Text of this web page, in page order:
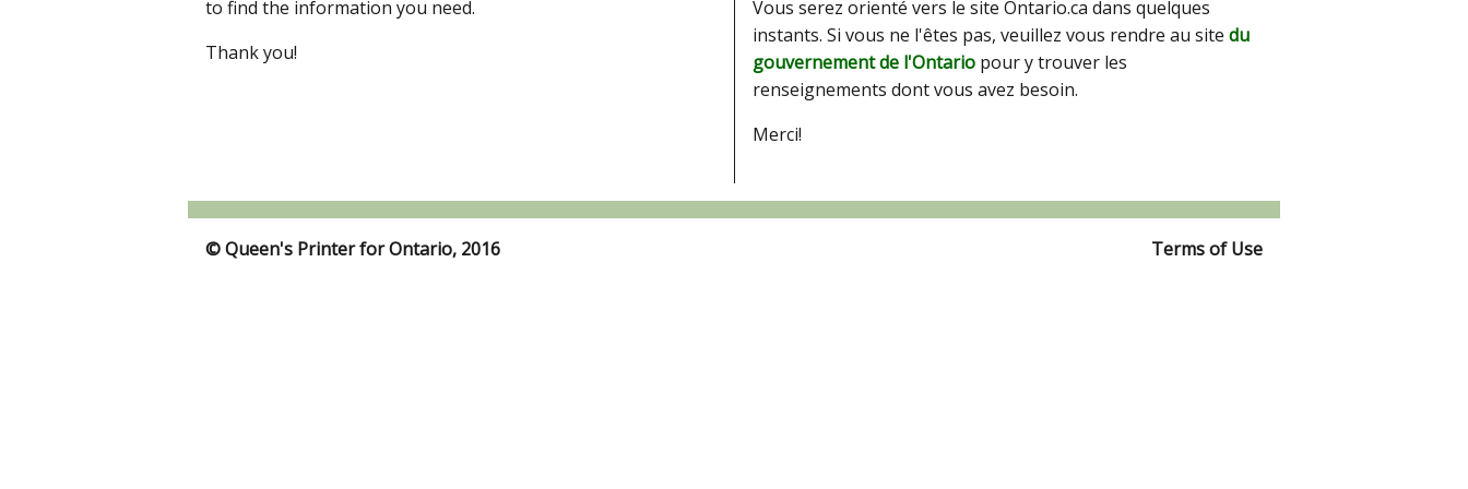
to find the information you need.
Thank you!
Vous serez orienté vers le site Ontario.ca dans quelques
instants. Si vous ne l'êtes pas, veuillez vous rendre au site du
gouvernement de l'Ontario pour y trouver les
renseignements dont vous avez besoin.
Merci!
© Queen's Printer for Ontario, 2016 Terms of Use